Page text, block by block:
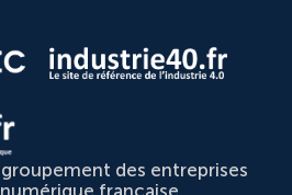
groupement des entreprises
française